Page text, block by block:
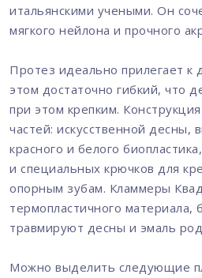
итальянскими учеными. Он
мягкого нейлона и прочного
Протез идеально прилегает к
этом достаточно гибкий, что
при этом крепким.
частей: искусственной десны,
красного и белого
и специальных крючков для
опорным зубам. Кламмеры
термопластичного материала,
травмируют десны и эмаль
Можно выделить следующие